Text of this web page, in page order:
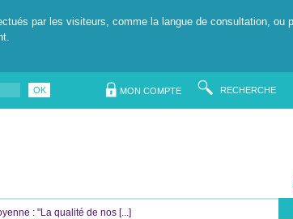
par les visiteurs, comme la langue de consultation, ou
OK MON COMPTE RECHERCHE
: "La qualité de nos [...]